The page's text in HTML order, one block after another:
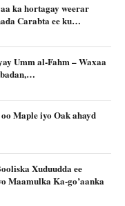
ka hortagay weerar
Carabta ee ku…
Umm al-Fahm – Waxaa
Maple iyo Oak ahayd
Xuduudda ee
Maamulka Ka-go’aanka